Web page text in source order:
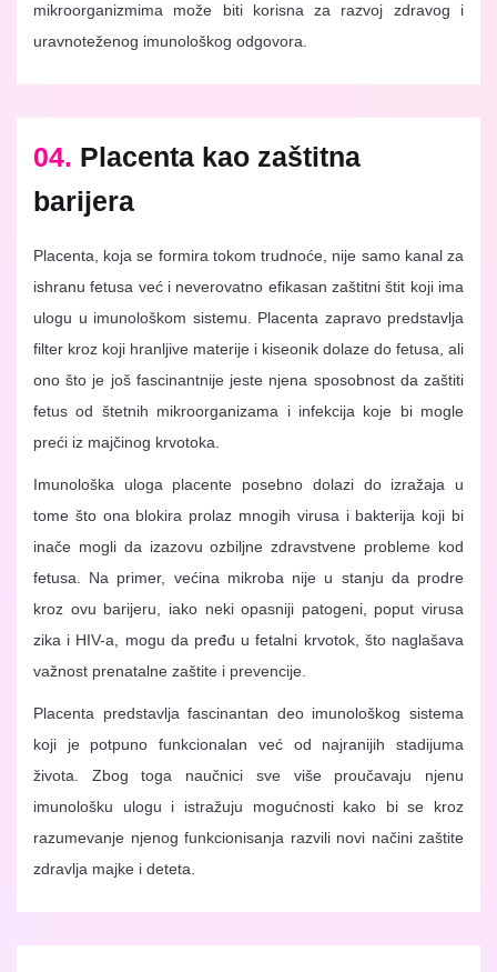
mikroorganizmima može biti korisna za razvoj zdravog i
uravnoteženog imunološkog odgovora.
04. Placenta kao zaštitna
barijera
Placenta, koja se formira tokom trudnoće, nije samo kanal za
ishranu fetusa već i neverovatno efikasan zaštitni štit koji ima
ulogu u imunološkom sistemu. Placenta zapravo predstavlja
filter kroz koji hranljive materije i kiseonik dolaze do fetusa, ali
ono što je još fascinantnije jeste njena sposobnost da zaštiti
fetus od štetnih mikroorganizama i infekcija koje bi mogle
preći iz majčinog krvotoka.
Imunološka uloga placente posebno dolazi do izražaja u
tome što ona blokira prolaz mnogih virusa i bakterija koji bi
inače mogli da izazovu ozbiljne zdravstvene probleme kod
fetusa. Na primer, većina mikroba nije u stanju da prodre
kroz ovu barijeru, iako neki opasniji patogeni, poput virusa
zika i HIV-a, mogu da pređu u fetalni krvotok, što naglašava
važnost prenatalne zaštite i prevencije.
Placenta predstavlja fascinantan deo imunološkog sistema
koji je potpuno funkcionalan već od najranijih stadijuma
života. Zbog toga naučnici sve više proučavaju njenu
imunološku ulogu i istražuju mogućnosti kako bi se kroz
razumevanje njenog funkcionisanja razvili novi načini zaštite
zdravlja majke i deteta.